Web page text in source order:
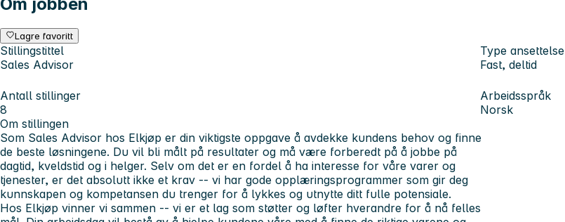
Lagre favoritt
Stillingstittel
Sales Advisor
Type ansettelse
Fast, deltid
Antall stillinger
8
Arbeidsspråk
Norsk
Om stillingen
Som Sales Advisor hos Elkjøp er din viktigste oppgave å avdekke kundens behov og finne
de beste løsningene. Du vil bli målt på resultater og må være forberedt på å jobbe på
dagtid, kveldstid og i helger. Selv om det er en fordel å ha interesse for våre varer og
tjenester, er det absolutt ikke et krav -- vi har gode opplæringsprogrammer som gir deg
kunnskapen og kompetansen du trenger for å lykkes og utnytte ditt fulle potensiale.
Hos Elkjøp vinner vi sammen -- vi er et lag som støtter og løfter hverandre for å nå felles